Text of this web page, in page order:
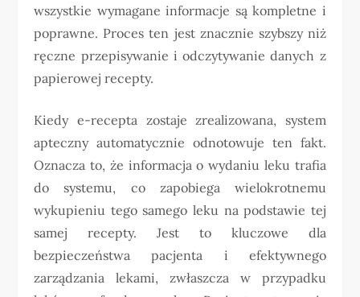
wszystkie wymagane informacje są kompletne i
poprawne. Proces ten jest znacznie szybszy niż
ręczne przepisywanie i odczytywanie danych z
papierowej recepty.
Kiedy e-recepta zostaje zrealizowana, system
apteczny automatycznie odnotowuje ten fakt.
Oznacza to, że informacja o wydaniu leku trafia
do systemu, co zapobiega wielokrotnemu
wykupieniu tego samego leku na podstawie tej
samej recepty. Jest to kluczowe dla
bezpieczeństwa pacjenta i efektywnego
zarządzania lekami, zwłaszcza w przypadku